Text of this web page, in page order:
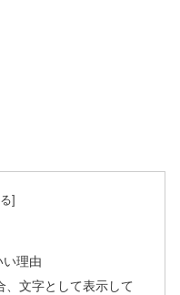
理由
、文字として表示して